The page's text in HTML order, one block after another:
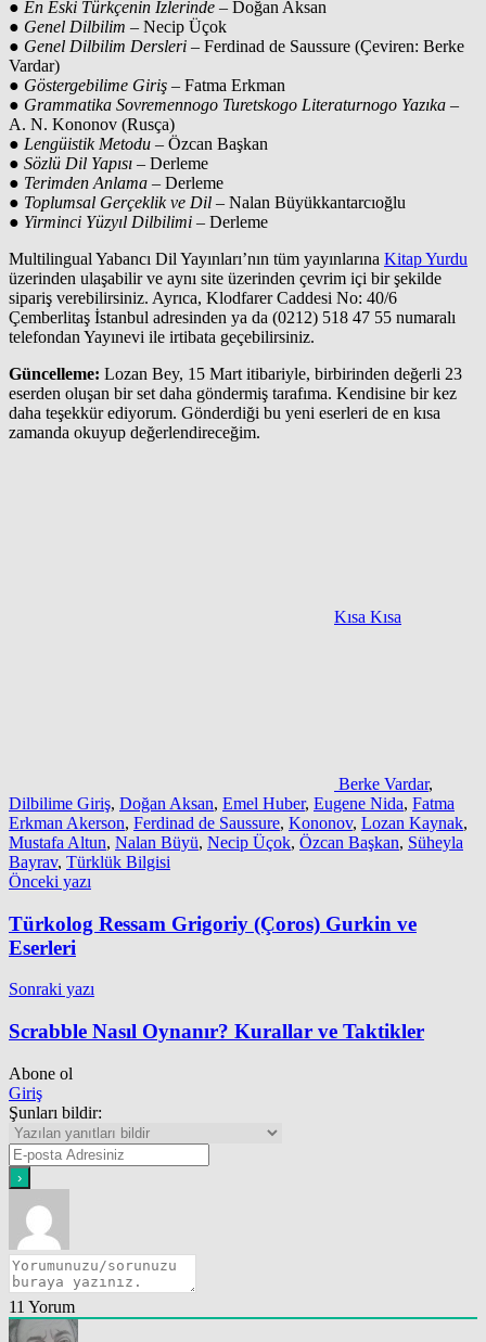
● En Eski Türkçenin İzlerinde – Doğan Aksan
● Genel Dilbilim – Necip Üçok
● Genel Dilbilim Dersleri – Ferdinad de Saussure (Çeviren: Berke
Vardar)
● Göstergebilime Giriş – Fatma Erkman
● Grammatika Sovremennogo Turetskogo Literaturnogo Yazıka –
A. N. Kononov (Rusça)
● Lengüistik Metodu – Özcan Başkan
● Sözlü Dil Yapısı – Derleme
● Terimden Anlama – Derleme
● Toplumsal Gerçeklik ve Dil – Nalan Büyükkantarcıoğlu
● Yirminci Yüzyıl Dilbilimi – Derleme
Multilingual Yabancı Dil Yayınları’nın tüm yayınlarına Kitap Yurdu
üzerinden ulaşabilir ve aynı site üzerinden çevrim içi bir şekilde
sipariş verebilirsiniz. Ayrıca, Klodfarer Caddesi No: 40/6
Çemberlitaş İstanbul adresinden ya da (0212) 518 47 55 numaralı
telefondan Yayınevi ile irtibata geçebilirsiniz.
Güncelleme: Lozan Bey, 15 Mart itibariyle, birbirinden değerli 23
eserden oluşan bir set daha göndermiş tarafıma. Kendisine bir kez
daha teşekkür ediyorum. Gönderdiği bu yeni eserleri de en kısa
zamanda okuyup değerlendireceğim.
Kısa Kısa
Berke Vardar,
Dilbilime Giriş, Doğan Aksan, Emel Huber, Eugene Nida, Fatma
Erkman Akerson, Ferdinad de Saussure, Kononov, Lozan Kaynak,
Mustafa Altun, Nalan Büyü, Necip Üçok, Özcan Başkan, Süheyla
Bayrav, Türklük Bilgisi
Yazı
gezinmesi
Önceki yazı
Türkolog Ressam Grigoriy (Çoros) Gurkin ve
Eserleri
Sonraki yazı
Scrabble Nasıl Oynanır? Kurallar ve Taktikler
Abone ol
Giriş
Şunları bildir:
11 Yorum